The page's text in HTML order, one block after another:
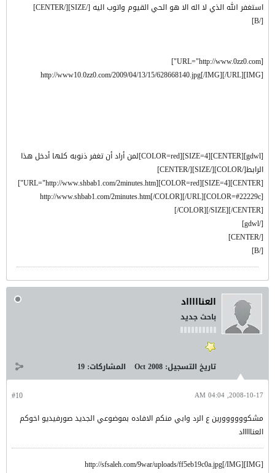
استغفر الله الذي لا اله الا هو الحي القيوم واتوب اليه [/SIZE][/CENTER]
[/B]
[URL="http://www.0zz0.com"]
[IMG]http://www10.0zz0.com/2009/04/13/15/628668140.jpg[/IMG][/URL]
[gdwl][CENTER][SIZE=4][COLOR=red]لمن أراد أن تغفر ذنوبه كلها أدخل هذا
الرابط[/COLOR][/SIZE][/CENTER]
[CENTER][SIZE=4][COLOR=red][URL="http://www.shbab1.com/2minutes.htm"]
[COLOR=#22229c]http://www.shbab1.com/2minutes.htm[/COLOR][/URL]
[/COLOR][/SIZE][/CENTER]
[/gdwl]
[/CENTER]
[/B]
العناااااد
باحث جديد
تاريخ التسجيل: Oct 2008 المشاركات: 19
#10 2008-10-17, 04:04 AM
مشكوووووورين ع الرد وابي منكم الافاده بموضوعي الجديد صورفيديو اخوكم
العناااااد
[IMG]http://sfsaleh.com/9war/uploads/ff5eb19c0a.jpg[/IMG]